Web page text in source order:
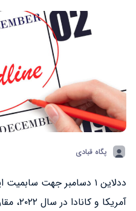
پگاه قبادی
ددلاین ۱ دسامبر جهت